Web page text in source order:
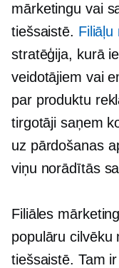
mārketingu vai
tiešsaistē. Filiāļu
stratēģija, kurā
veidotājiem vai
par produktu
tirgotāji saņem
uz pārdošanas
viņu norādītās
Filiāles
populāru cilvēku
tiešsaistē. Tam